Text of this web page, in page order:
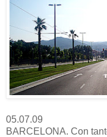
05.07.09
BARCELONA. Con